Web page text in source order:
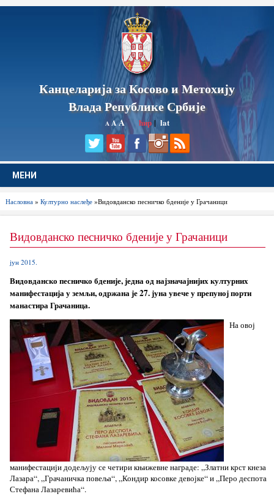
Канцеларија за Косово и Метохију
Влада Републике Србије
A AA ћир|lat
МЕНИ
Насловна» Културно наслеђе»Видовданско песничко бденије у Грачаници
Видовданско песничко бденије у Грачаници
јун 2015.
Видовданско песничко бденије, једна од најзначајнијих културних
манифестација у земљи, одржана је 27. јуна увече у препуној порти
манастира Грачаница.
На овој
манифестацији додељују се четири књижевне награде: „Златни крст кнеза
Лазара“, „Грачаничка повеља“, „Кондир косовке девојке“ и „Перо деспота
Стефана Лазаревића“.